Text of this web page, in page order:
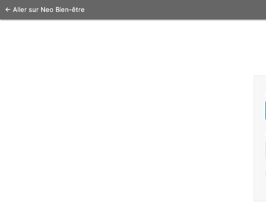
← Aller sur Neo Bien-être